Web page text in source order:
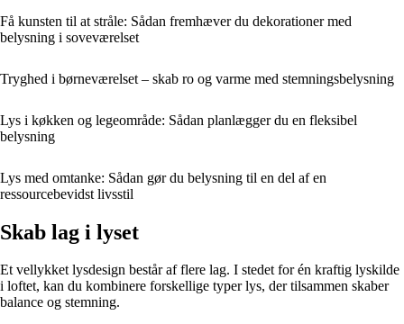
Få kunsten til at stråle: Sådan fremhæver du dekorationer med
belysning i soveværelset
Tryghed i børneværelset – skab ro og varme med stemningsbelysning
Lys i køkken og legeområde: Sådan planlægger du en fleksibel
belysning
Lys med omtanke: Sådan gør du belysning til en del af en
ressourcebevidst livsstil
Skab lag i lyset
Et vellykket lysdesign består af flere lag. I stedet for én kraftig lyskilde
i loftet, kan du kombinere forskellige typer lys, der tilsammen skaber
balance og stemning.